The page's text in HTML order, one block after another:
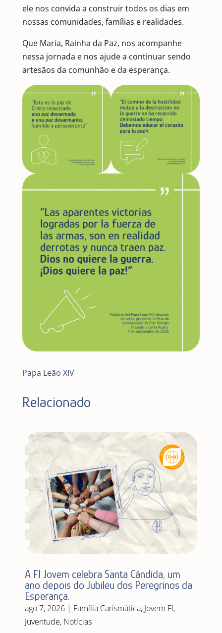
ele nos convida a construir todos os dias em
nossas comunidades, famílias e realidades.
Que Maria, Rainha da Paz, nos acompanhe
nessa jornada e nos ajude a continuar sendo
artesãos da comunhão e da esperança.
Papa Leão XIV
Relacionado
A FI Jovem celebra Santa Cândida, um
ano depois do Jubileu dos Peregrinos da
Esperança.
ago 7, 2026| Família Carismática, Jovem FI,
Juventude, Notícias